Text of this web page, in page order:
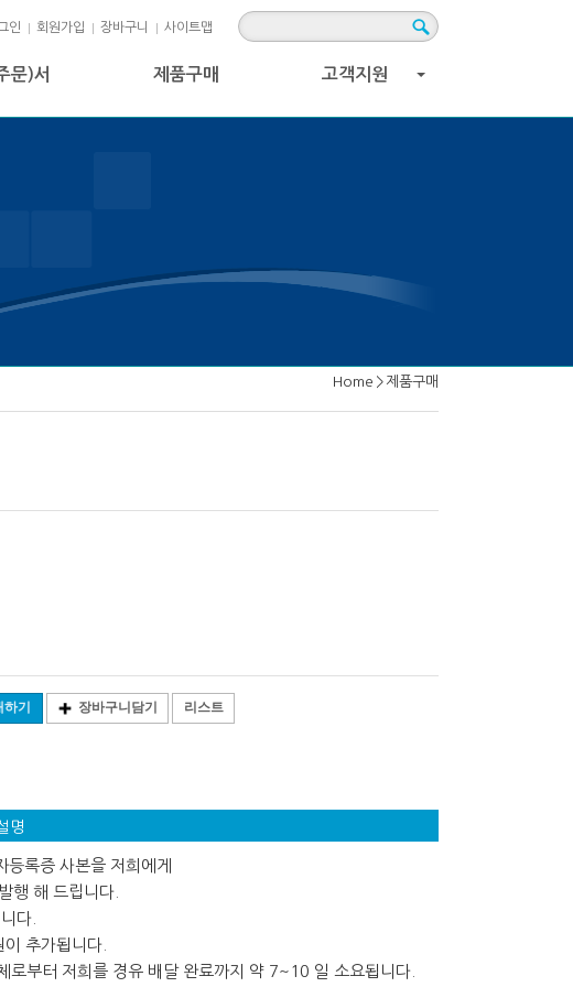
인 회원가입 장바구니 사이트맵
문)서 제품구매 고객지원
Home > 제품구매
기 장바구니담기 리스트
명
록증 사본을 저희에게
행 해 드립니다.
다.
추가됩니다.
부터 저희를 경유 배달 완료까지 약 7~10 일 소요됩니다.